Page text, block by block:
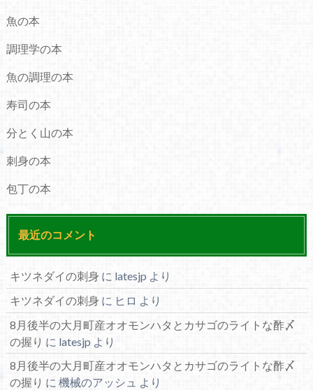
魚の本
調理学の本
魚の調理の本
寿司の本
分とく山の本
刺身の本
包丁の本
最近のコメント
キツネダイの刺身 に latesjp より
キツネダイの刺身 に ヒロ より
8月後半の大月町産オオモンハタとカサゴのライトな酢〆
の握り に latesjpより
8月後半の大月町産オオモンハタとカサゴのライトな酢〆
の握り に 機械のアッシュ より